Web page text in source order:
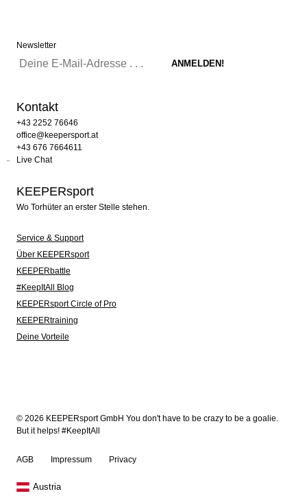
Newsletter
Kontakt
+43 2252 76646
office@keepersport.at
+43 676 7664611
Live Chat
KEEPERsport
Wo Torhüter an erster Stelle stehen.
Service & Support
Über KEEPERsport
KEEPERbattle
#KeepItAll Blog
KEEPERsport Circle of Pro
KEEPERtraining
Deine Vorteile
© 2026 KEEPERsport GmbH You don't have to be crazy to be a goalie.
But it helps! #KeepItAll
AGB Impressum Privacy
Austria